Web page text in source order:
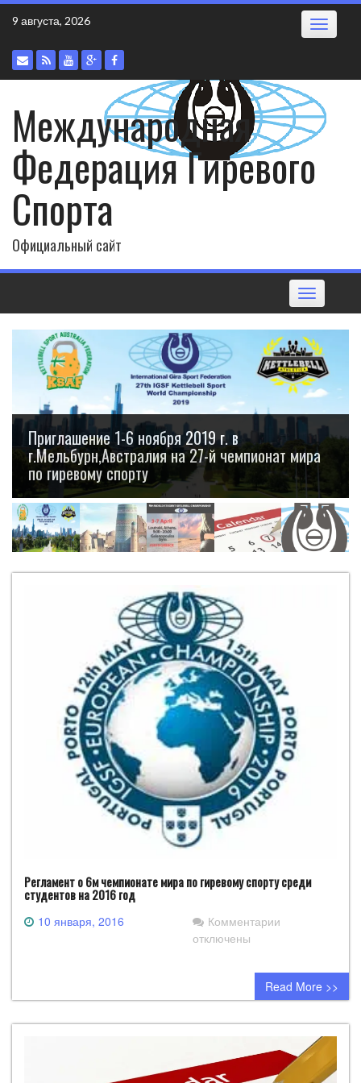
Skip
9 августа, 2026 Toggle
Международная
Федерация Гиревого
Спорта
Официальный сайт
Toggle
navigation
Регламент 1-го открытого чемпионата Азии по
гиревому спорту среди мужчин, женщин,
юниоров и юниорок 07-12 июня 2019 года, в г.
Хива, Узбекистан.
Регламент о 6м чемпионате мира по гиревому спорту среди
студентов на 2016 год
10 января, 2016 Комментарии
о
6м
чемпионате
мира
гиревому
спорту
отключены
Read More >>